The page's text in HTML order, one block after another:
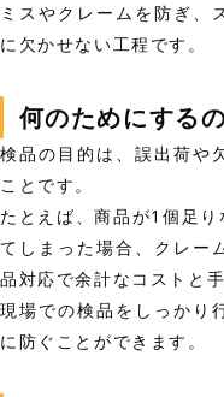
ミスやクレームを防ぎ、
に欠かせない工程です。
何のためにする
検品の目的は、誤出荷や
ことです。
たとえば、商品が1個足
てしまった場合、クレー
品対応で余計なコストと
現場での検品をしっかり
に防ぐことができます。